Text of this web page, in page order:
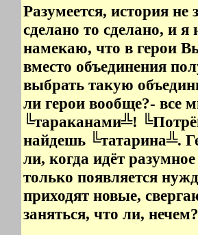
Разумеется, история не
сделано то сделано, и
намекаю, что в герои
вместо объединения
выбрать такую
ли герои вообще?- все
╚тараканами╩!
найдешь ╚татарина╩.
ли, когда идёт
только появляется
приходят новые,
заняться, что ли, нечем?